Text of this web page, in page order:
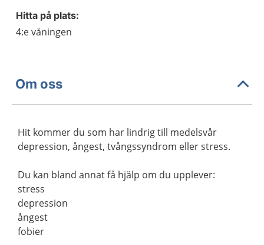
Hitta på plats:
4:e våningen
Om oss
Hit kommer du som har lindrig till medelsvår
depression, ångest, tvångssyndrom eller stress.
Du kan bland annat få hjälp om du upplever:
stress
depression
ångest
fobier